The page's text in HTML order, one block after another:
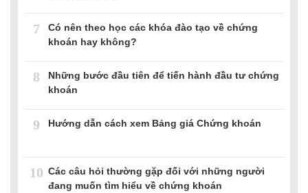
7
Có nên theo học các khóa đào tạo về chứng
khoán hay không?
8
Những bước đầu tiên để tiến hành đầu tư chứng
khoán
9 Hướng dẫn cách xem Bảng giá Chứng khoán
10 Các câu hỏi thường gặp đối với những người
đang muốn tìm hiểu về chứng khoán